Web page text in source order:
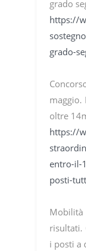
grado
https://
grado-
oltre
https://
entro-il-
posti-
risultati.
i posti a